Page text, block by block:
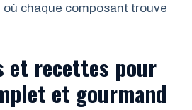
chaque composant trouve
et recettes pour
et gourmand